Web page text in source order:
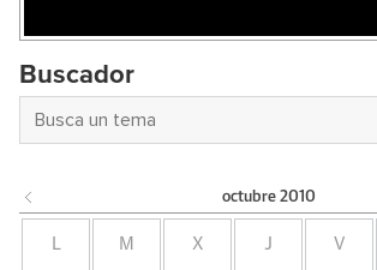
Buscador
octubre 2010
L M X J V